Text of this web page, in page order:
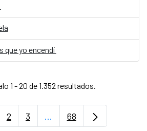
que yo encendí
1 - 20 de 1.352 resultados.
Página
2 Página
3 ...Páginas intermedias
Página
68